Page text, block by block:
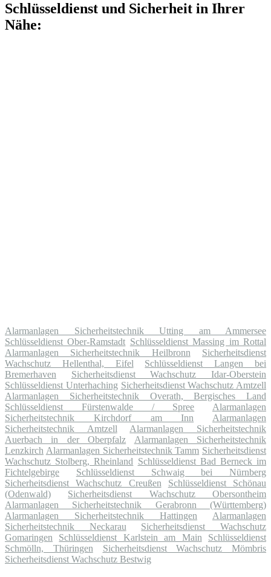
Schlüsseldienst und Sicherheit in Ihrer
Nähe:
Alarmanlagen Sicherheitstechnik Utting am Ammersee
Schlüsseldienst Ober-Ramstadt Schlüsseldienst Massing im Rottal
Alarmanlagen Sicherheitstechnik Heilbronn
Sicherheitsdienst
Wachschutz Hellenthal, Eifel
Schlüsseldienst Langen bei
Bremerhaven
Sicherheitsdienst Wachschutz Idar-Oberstein
Schlüsseldienst Unterhaching Sicherheitsdienst Wachschutz Amtzell
Alarmanlagen Sicherheitstechnik Overath, Bergisches Land
Schlüsseldienst Fürstenwalde / Spree
Alarmanlagen
Sicherheitstechnik Kirchdorf am Inn
Alarmanlagen
Sicherheitstechnik Amtzell
Alarmanlagen Sicherheitstechnik
Auerbach in der Oberpfalz
Alarmanlagen Sicherheitstechnik
Lenzkirch Alarmanlagen Sicherheitstechnik Tamm Sicherheitsdienst
Wachschutz Stolberg, Rheinland Schlüsseldienst Bad Berneck im
Fichtelgebirge
Schlüsseldienst Schwaig bei Nürnberg
Sicherheitsdienst Wachschutz Creußen
Schlüsseldienst Schönau
(Odenwald)
Sicherheitsdienst Wachschutz Obersontheim
Alarmanlagen Sicherheitstechnik Gerabronn (Württemberg)
Alarmanlagen Sicherheitstechnik Hattingen
Alarmanlagen
Sicherheitstechnik Neckarau
Sicherheitsdienst Wachschutz
Gomaringen
Schlüsseldienst Karlstein am Main
Schlüsseldienst
Schmölln, Thüringen
Sicherheitsdienst Wachschutz Mömbris
Sicherheitsdienst Wachschutz Bestwig